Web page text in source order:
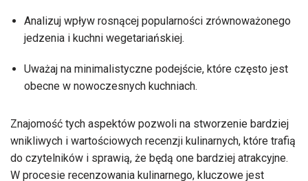
Analizuj wpływ rosnącej popularności zrównoważonego
jedzenia i kuchni wegetariańskiej.
Uważaj na minimalistyczne podejście, które często jest
obecne w nowoczesnych kuchniach.
Znajomość tych aspektów pozwoli na stworzenie bardziej
wnikliwych i wartościowych recenzji kulinarnych, które trafią
do czytelników i sprawią, że będą one bardziej atrakcyjne.
W procesie recenzowania kulinarnego, kluczowe jest